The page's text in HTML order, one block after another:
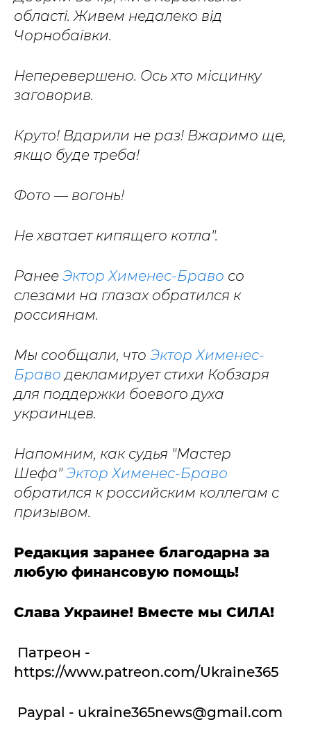
області. Живем недалеко від
Чорнобаївки.
Неперевершено. Ось хто місцинку
заговорив.
Круто! Вдарили не раз! Вжаримо ще,
якщо буде треба!
Фото — вогонь!
Не хватает кипящего котла".
Ранее Эктор Хименес-Браво со
слезами на глазах обратился к
россиянам.
Мы сообщали, что Эктор Хименес-
Браво декламирует стихи Кобзаря
для поддержки боевого духа
украинцев.
Напомним, как судья "Мастер
Шефа"Эктор Хименес-Браво
обратился к российским коллегам с
призывом.
Редакция заранее благодарна за
любую финансовую помощь!
Слава Украине! Вместе мы СИЛА!
Патреон -
https://www.patreon.com/Ukraine365
Paypal - ukraine365news@gmail.com